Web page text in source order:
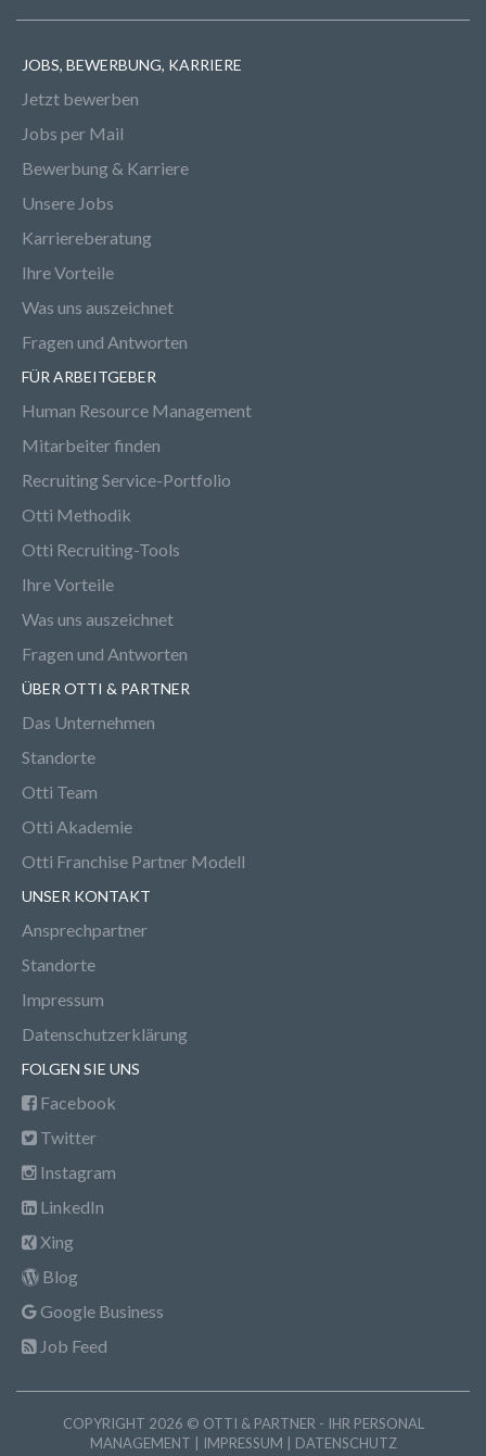
JOBS, BEWERBUNG, KARRIERE
Jetzt bewerben
Jobs per Mail
Bewerbung & Karriere
Unsere Jobs
Karriereberatung
Ihre Vorteile
Was uns auszeichnet
Fragen und Antworten
FÜR ARBEITGEBER
Human Resource Management
Mitarbeiter finden
Recruiting Service-Portfolio
Otti Methodik
Otti Recruiting-Tools
Ihre Vorteile
Was uns auszeichnet
Fragen und Antworten
ÜBER OTTI & PARTNER
Das Unternehmen
Standorte
Otti Team
Otti Akademie
Otti Franchise Partner Modell
UNSER KONTAKT
Ansprechpartner
Standorte
Impressum
Datenschutzerklärung
FOLGEN SIE UNS
Facebook
Twitter
Instagram
LinkedIn
Xing
Blog
Google Business
Job Feed
COPYRIGHT 2026 © OTTI & PARTNER - IHR PERSONAL
MANAGEMENT |
IMPRESSUM DATENSCHUTZ